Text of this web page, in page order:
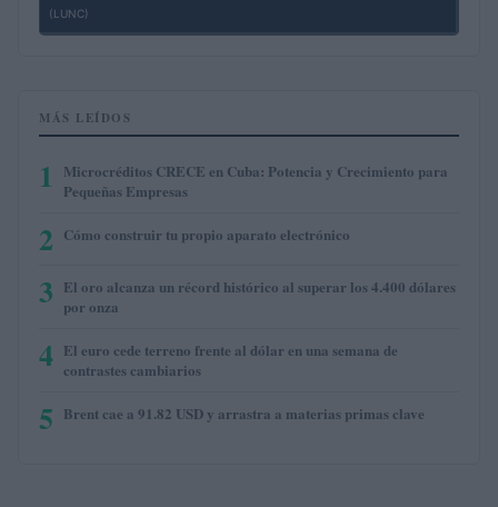
(LUNC)
MÁS LEÍDOS
1
Microcréditos CRECE en Cuba: Potencia y Crecimiento para
Pequeñas Empresas
2 Cómo construir tu propio aparato electrónico
3 El oro alcanza un récord histórico al superar los 4.400 dólares
por onza
4 El euro cede terreno frente al dólar en una semana de
contrastes cambiarios
5 Brent cae a 91.82 USD y arrastra a materias primas clave